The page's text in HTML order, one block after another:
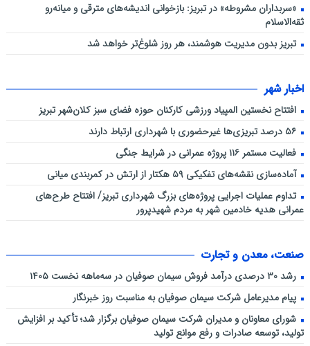
«سربداران مشروطه» در تبریز: بازخوانی اندیشه‌های مترقی و میانه‌رو
ثقه‌الاسلام
تبریز بدون مدیریت هوشمند، هر روز شلوغ‌تر خواهد شد
اخبار شهر
افتتاح نخستین المپیاد ورزشی کارکنان حوزه فضای سبز کلان‌شهر تبریز
۵۶ درصد تبریزی‌ها غیرحضوری با شهرداری ارتباط دارند
فعالیت مستمر ۱۱۶ پروژه عمرانی در شرایط جنگی
آماده‌سازی نقشه‌های تفکیکی ۵۹ هکتار از ارتش در کمربندی میانی
تداوم عملیات اجرایی پروژه‌های بزرگ شهرداری تبریز/ افتتاح طرح‌های
عمرانی هدیه خادمین شهر به مردم شهیدپرور
صنعت، معدن و تجارت
رشد ۳۰ درصدی درآمد فروش سیمان صوفیان در سه‌ماهه نخست ۱۴۰۵
پیام مدیرعامل شرکت سیمان صوفیان به مناسبت روز خبرنگار
شورای معاونان و مدیران شرکت سیمان صوفیان برگزار شد؛ تأکید بر افزایش
تولید، توسعه صادرات و رفع موانع تولید